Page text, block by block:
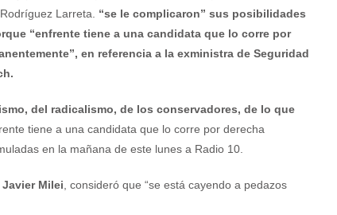
Larreta. “se le complicaron” sus posibilidades
“enfrente tiene a una candidata que lo corre por
en referencia a la exministra de Seguridad
del radicalismo, de los conservadores, de lo que
tiene a una candidata que lo corre por derecha
en la mañana de este lunes a Radio 10.
Milei, consideró que “se está cayendo a pedazos